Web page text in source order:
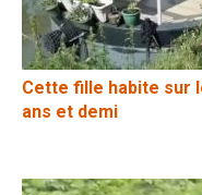
Cette fille habite sur
ans et demi